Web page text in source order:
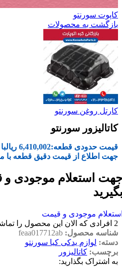
کاپوت سورنتو
بازگشت به محصولات
کارتل روغن سورنتو
کاتالیزور سورنتو
قیمت حدودی قطعه:6,410,002 ریال
جهت اطلاع از قیمت دقیق قطعه با
استعلام موجودی و
موجودی و قیمت
2 افرادی که الان این محصول را
شناسه محصول: feaa017712ab
دسته: لوازم یدکی کیا سورنتو
برچسب: کاتالیزور
به اشتراک بگذارید: